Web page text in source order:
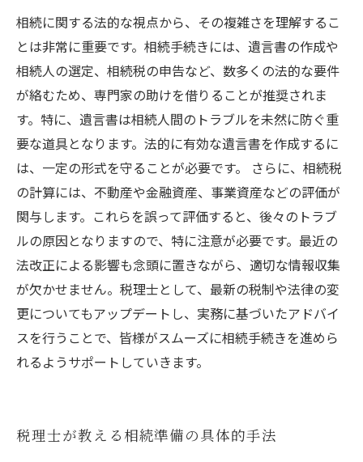
相続に関する法的な視点から、その複雑さを理解するこ
とは非常に重要です。相続手続きには、遺言書の作成や
相続人の選定、相続税の申告など、数多くの法的な要件
が絡むため、専門家の助けを借りることが推奨されま
す。特に、遺言書は相続人間のトラブルを未然に防ぐ重
要な道具となります。法的に有効な遺言書を作成するに
は、一定の形式を守ることが必要です。 さらに、相続税
の計算には、不動産や金融資産、事業資産などの評価が
関与します。これらを誤って評価すると、後々のトラブ
ルの原因となりますので、特に注意が必要です。最近の
法改正による影響も念頭に置きながら、適切な情報収集
が欠かせません。税理士として、最新の税制や法律の変
更についてもアップデートし、実務に基づいたアドバイ
スを行うことで、皆様がスムーズに相続手続きを進めら
れるようサポートしていきます。
税理士が教える相続準備の具体的手法